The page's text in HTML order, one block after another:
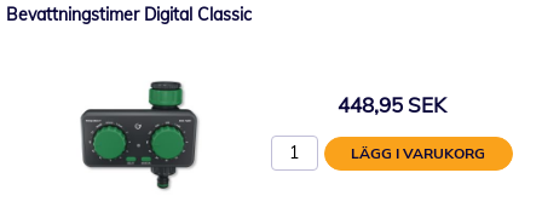
Bevattningstimer Digital Classic
448,95 SEK
LÄGG I VARUKORG